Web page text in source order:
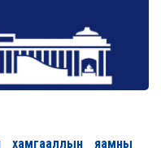
хамгааллын яамны